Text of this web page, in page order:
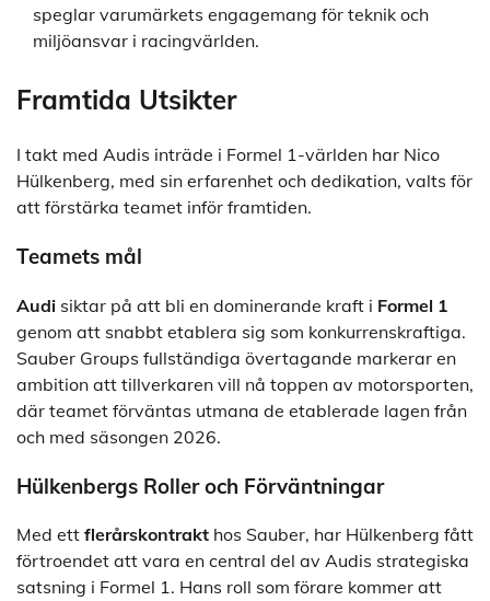
speglar varumärkets engagemang för teknik och
miljöansvar i racingvärlden.
Framtida Utsikter
I takt med Audis inträde i Formel 1-världen har Nico
Hülkenberg, med sin erfarenhet och dedikation, valts för
att förstärka teamet inför framtiden.
Teamets mål
Audi siktar på att bli en dominerande kraft i Formel 1
genom att snabbt etablera sig som konkurrenskraftiga.
Sauber Groups fullständiga övertagande markerar en
ambition att tillverkaren vill nå toppen av motorsporten,
där teamet förväntas utmana de etablerade lagen från
och med säsongen 2026.
Hülkenbergs Roller och Förväntningar
Med ett flerårskontrakt hos Sauber, har Hülkenberg fått
förtroendet att vara en central del av Audis strategiska
satsning i Formel 1. Hans roll som förare kommer att